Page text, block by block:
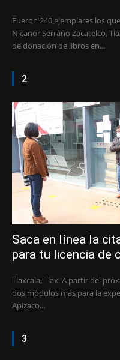
Fueron 240 ejemplares los
Nicanor Serrano Zacatelco, Tlax. Concluyó con gran éxito la campaña
de donación de libros en...
2
Saca en línea la
para tu licencia de
Tlaxcala, Tlax. A partir del
dos módulos más para la
Apizaco...
3